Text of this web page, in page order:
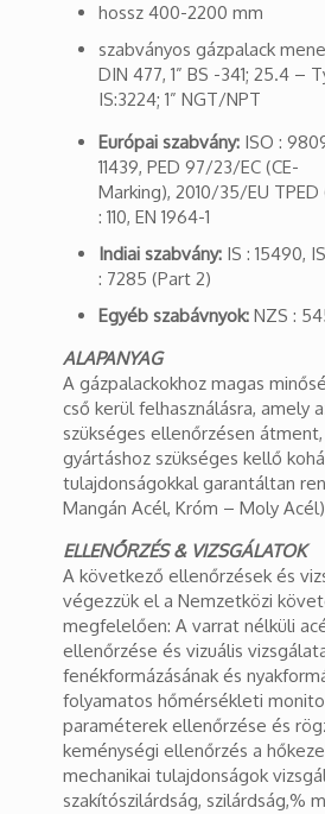
hossz 400-2200 mm
szabványos gázpalack
DIN 477, 1” BS -341; 25.4 –
IS:3224; 1” NGT/NPT
Európai szabvány: ISO :
11439, PED 97/23/EC (CE-
Marking), 2010/35/EU TPED
: 110, EN 1964-1
Indiai szabvány: IS : 15490,
: 7285 (Part 2)
Egyéb szabávnyok: NZS :
ALAPANYAG
A gázpalackokhoz magas
cső kerül felhasználásra, amely
szükséges ellenőrzésen
gyártáshoz szükséges kellő
tulajdonságokkal garantáltan
Mangán Acél, Króm – Moly
ELLENŐRZÉS & VIZSGÁLATOK
A következő ellenőrzések és
végezzük el a Nemzetközi
megfelelően: A varrat nélküli
ellenőrzése és vizuális
fenékformázásának és
folyamatos hőmérsékleti
paraméterek ellenőrzése és
keménységi ellenőrzés a
mechanikai tulajdonságok
szakítószilárdság, szilárdság,%